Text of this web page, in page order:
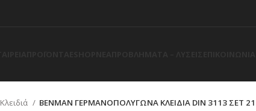
Κλειδιά BENMAN ΓΕΡΜΑΝΟΠΟΛΥΓΩΝΑ ΚΛΕΙΔΙΑ DIN 3113 ΣΕΤ